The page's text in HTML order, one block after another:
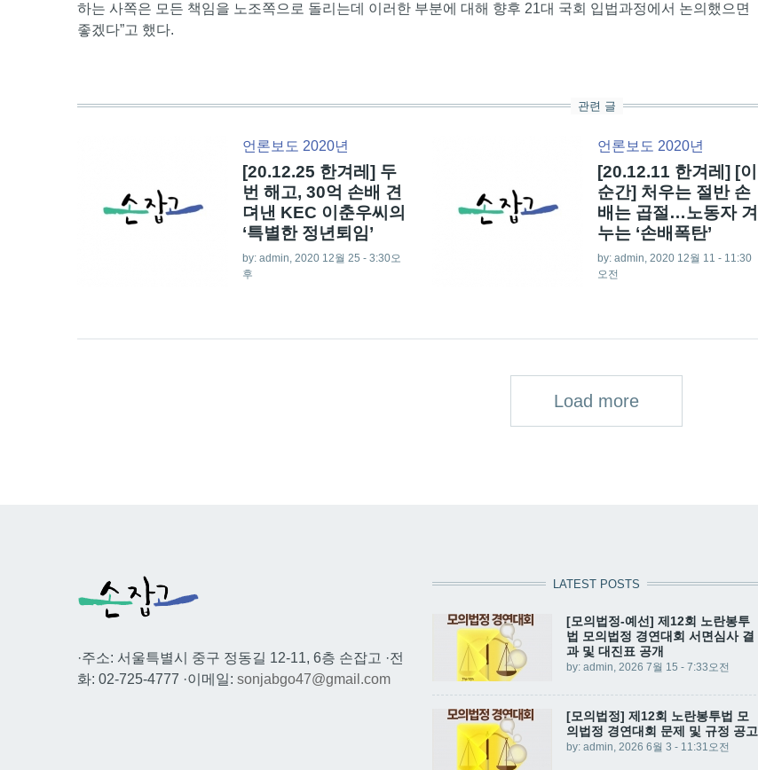
하는 사쪽은 모든 책임을 노조쪽으로 돌리는데 이러한 부분에 대해 향후 21대 국회 입법과정에서 논의했으면
좋겠다”고 했다.
관련 글
언론보도 2020년
[20.12.25 한겨레] 두
번 해고, 30억 손배 견
뎌낸 KEC 이춘우씨의
‘특별한 정년퇴임’
by: admin, 2020 12월 25 - 3:30오
후
언론보도 2020년
[20.12.11 한겨레] [이
순간] 처우는 절반 손
배는 곱절…노동자 겨
누는 ‘손배폭탄’
by: admin, 2020 12월 11 - 11:30
오전
Load more
·주소: 서울특별시 중구 정동길 12-11, 6층 손잡고 ·전
화: 02-725-4777 ·이메일: sonjabgo47@gmail.com
LATEST POSTS
[모의법정-예선] 제12회 노란봉투
법 모의법정 경연대회 서면심사 결
과 및 대진표 공개
by: admin, 2026 7월 15 - 7:33오전
[모의법정] 제12회 노란봉투법 모
의법정 경연대회 문제 및 규정 공고
by: admin, 2026 6월 3 - 11:31오전